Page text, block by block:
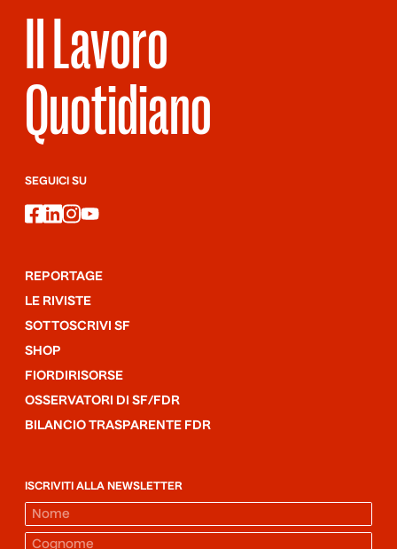
Il Lavoro
Quotidiano
SEGUICI SU
facebook
linkedin
instagram
youtube
REPORTAGE
LE RIVISTE
SOTTOSCRIVI SF
SHOP
FIORDIRISORSE
OSSERVATORI DI SF/FDR
BILANCIO TRASPARENTE FDR
ISCRIVITI ALLA NEWSLETTER